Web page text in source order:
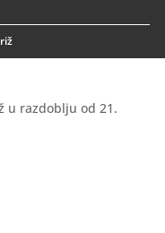
u razdoblju od 21.